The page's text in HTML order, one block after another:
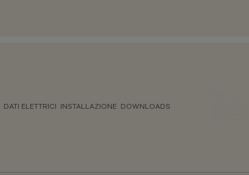
DATI ELETTRICI INSTALLAZIONE DOWNLOADS